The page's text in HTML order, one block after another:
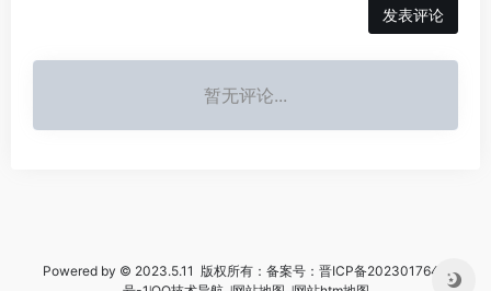
暂无评论...
Powered by © 2023.5.11 版权所有：备案号： 晋ICP备2023017644